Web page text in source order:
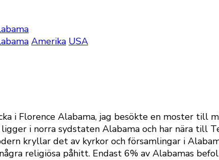
Amerika USA
i Florence Alabama, jag besökte en moster till
i norra sydstaten Alabama och har nära till
kryllar det av kyrkor och församlingar i
religiösa påhitt. Endast 6% av Alabamas